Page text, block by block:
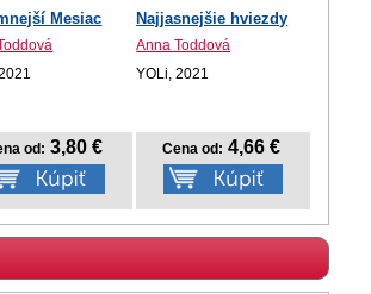
Mesiac
od: 3,80 €
Najjasnejšie hviezdy
Anna Toddová
YOLi, 2021
Cena od: 4,66 €